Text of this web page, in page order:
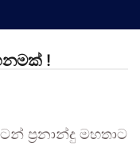
!
ප්‍රනාන්දු මහතාට